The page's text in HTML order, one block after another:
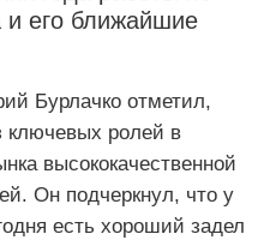
и его ближайшие
Бурлачко отметил,
ключевых ролей в
высококачественной
Он подчеркнул, что у
есть хороший задел